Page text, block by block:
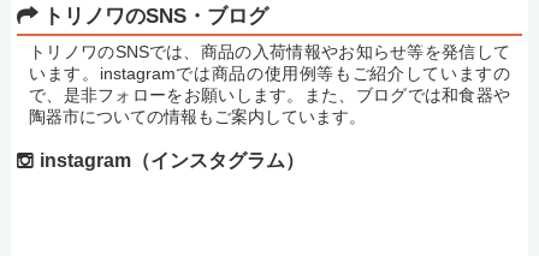
トリノワのSNS・ブログ
トリノワのSNSでは、商品の入荷情報やお知らせ等を発信して
います。instagramでは商品の使用例等もご紹介していますの
で、是非フォローをお願いします。また、ブログでは和食器や
陶器市についての情報もご案内しています。
instagram（インスタグラム）